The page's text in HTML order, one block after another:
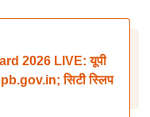
2026 LIVE: यूपी
सिटी स्लिप